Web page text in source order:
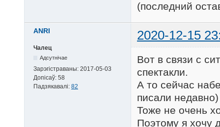
(последний
ANRI 2020-12-15
Чалец
Адсутнічае
Зарэгістраваны: 2017-05-03
Допісаў: 58
Падзякавалі: 82
Вот в связи с
спектакли.
А то сейчас
писали
Тоже не очень
Поэтому я хочу